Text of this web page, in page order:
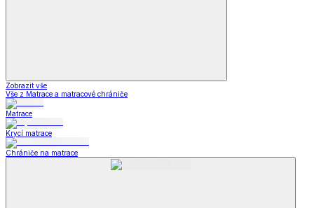
Zobrazit vše
Vše z Matrace a matracové chrániče
Matrace
Krycí matrace
Chrániče na matrace